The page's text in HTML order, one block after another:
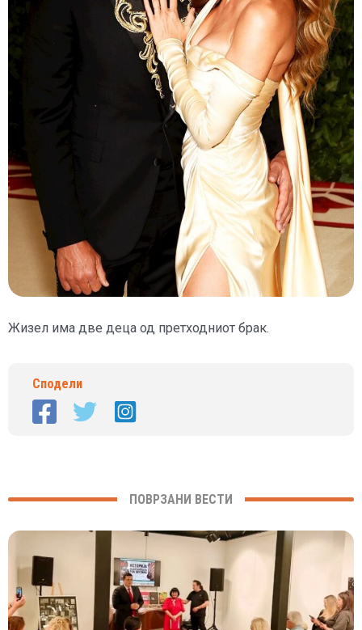
Жизел има две деца од претходниот брак.
Сподели
ПОВРЗАНИ ВЕСТИ